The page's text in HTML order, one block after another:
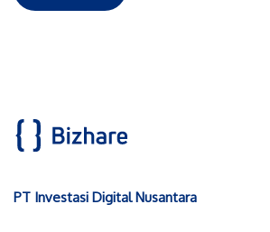
PT Investasi Digital Nusantara